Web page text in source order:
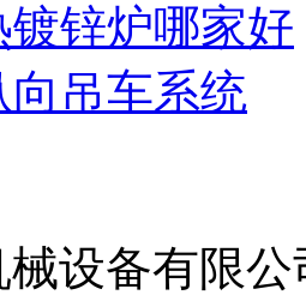
镀锌炉哪家好
吊车系统
设备有限公